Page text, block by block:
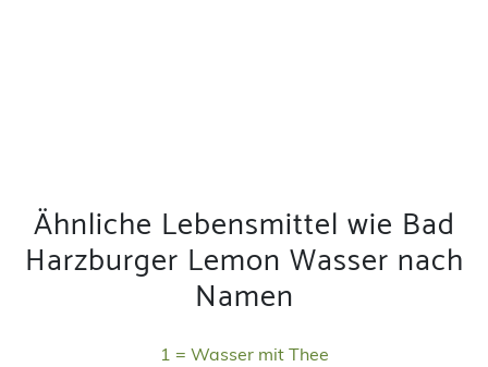
Ähnliche Lebensmittel wie Bad
Harzburger Lemon Wasser nach
Namen
1 = Wasser mit Thee